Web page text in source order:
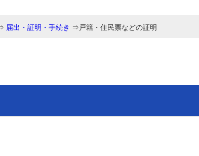
届出・証明・手続き ⇒戸籍・住民票などの証明